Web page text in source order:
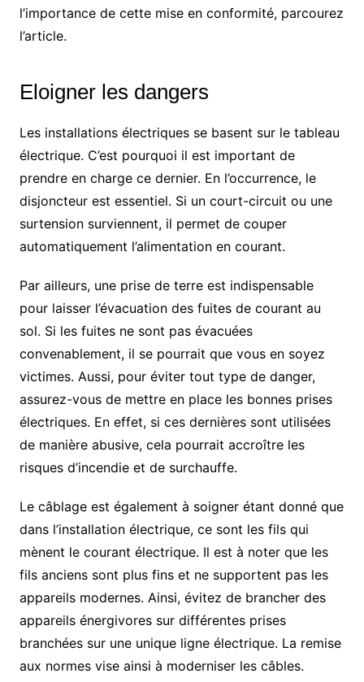
l’importance de cette mise en conformité, parcourez
l’article.
Eloigner les dangers
Les installations électriques se basent sur le tableau
électrique. C’est pourquoi il est important de
prendre en charge ce dernier. En l’occurrence, le
disjoncteur est essentiel. Si un court-circuit ou une
surtension surviennent, il permet de couper
automatiquement l’alimentation en courant.
Par ailleurs, une prise de terre est indispensable
pour laisser l’évacuation des fuites de courant au
sol. Si les fuites ne sont pas évacuées
convenablement, il se pourrait que vous en soyez
victimes. Aussi, pour éviter tout type de danger,
assurez-vous de mettre en place les bonnes prises
électriques. En effet, si ces dernières sont utilisées
de manière abusive, cela pourrait accroître les
risques d’incendie et de surchauffe.
Le câblage est également à soigner étant donné que
dans l’installation électrique, ce sont les fils qui
mènent le courant électrique. Il est à noter que les
fils anciens sont plus fins et ne supportent pas les
appareils modernes. Ainsi, évitez de brancher des
appareils énergivores sur différentes prises
branchées sur une unique ligne électrique. La remise
aux normes vise ainsi à moderniser les câbles.